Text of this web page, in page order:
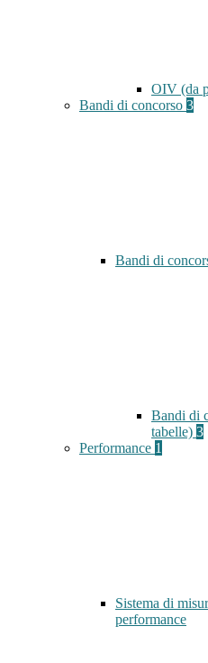
OIV (da
Bandi di concorso 3
Bandi di
Bandi di
tabelle) 3
Performance 1
Sistema di
performance